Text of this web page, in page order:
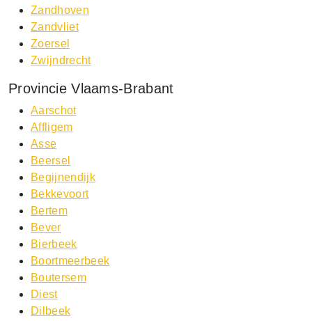
Zandhoven
Zandvliet
Zoersel
Zwijndrecht
Provincie Vlaams-Brabant
Aarschot
Affligem
Asse
Beersel
Begijnendijk
Bekkevoort
Bertem
Bever
Bierbeek
Boortmeerbeek
Boutersem
Diest
Dilbeek